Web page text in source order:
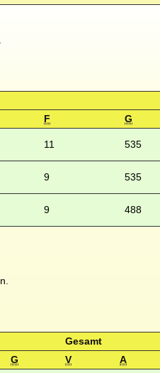
F
G
11 535
9 535
9 488
Gesamt
G V A